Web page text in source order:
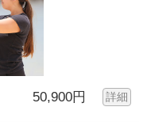
50,900円 詳細